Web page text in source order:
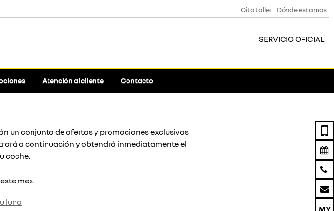
Cita taller Dónde estamos
SERVICIO OFICIAL
Atención al cliente Contacto
un conjunto de ofertas y promociones exclusivas
a continuación y obtendrá inmediatamente el
coche.
mes.